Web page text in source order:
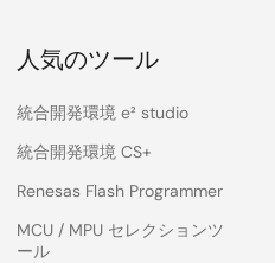
人気のツール
統合開発環境 e² studio
統合開発環境 CS+
Renesas Flash Programmer
MCU / MPU セレクションツ
ール